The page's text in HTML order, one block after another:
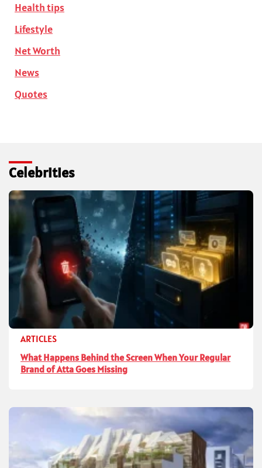
Health tips
Lifestyle
Net Worth
News
Quotes
Celebrities
ARTICLES
What Happens Behind the Screen When Your Regular
Brand of Atta Goes Missing